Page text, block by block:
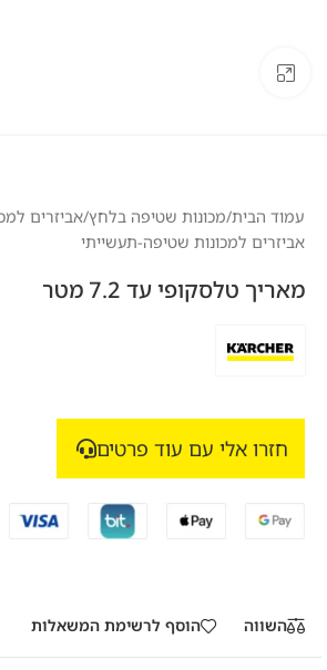
עמוד הבית/מכונות שטיפה בלחץ/אביזרים
אביזרים למכונות שטיפה-תעשייתי
מאריך טלסקופי עד 7.2 מטר
חזרו אלי עם עוד פרטים
השווה הוסף לרשימת המשאלות